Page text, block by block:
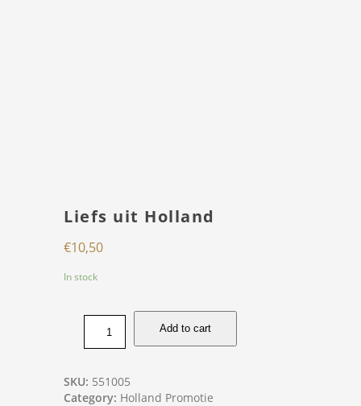
Liefs uit Holland
€10,50
In stock
Add to cart
SKU: 551005
Category: Holland Promotie